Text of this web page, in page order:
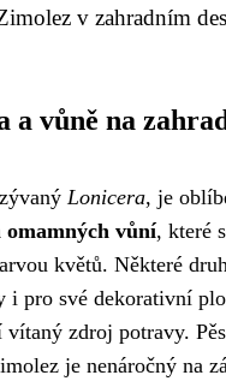
v zahradním
a vůně na
Lonicera, je
vůní, které
květů. Některé
i pro své dekorativní
zdroj potravy.
je nenáročný na